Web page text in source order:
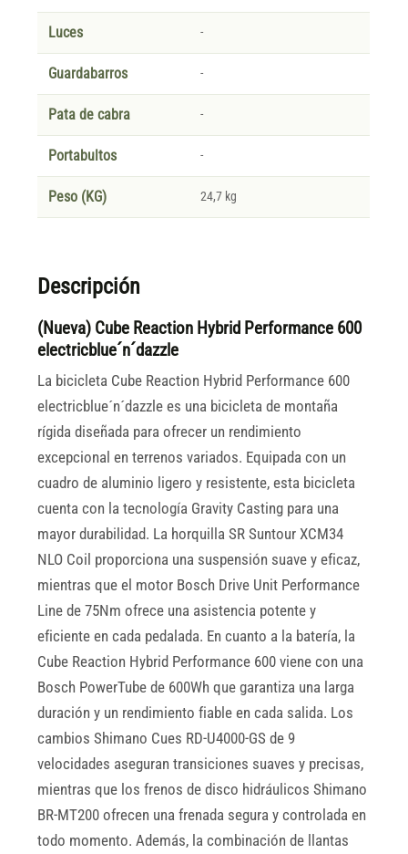
Luces -
Guardabarros -
Pata de cabra -
Portabultos -
Peso (KG) 24,7 kg
Descripción
(Nueva) Cube Reaction Hybrid Performance 600
electricblue´n´dazzle
La bicicleta Cube Reaction Hybrid Performance 600
electricblue´n´dazzle es una bicicleta de montaña
rígida diseñada para ofrecer un rendimiento
excepcional en terrenos variados. Equipada con un
cuadro de aluminio ligero y resistente, esta bicicleta
cuenta con la tecnología Gravity Casting para una
mayor durabilidad. La horquilla SR Suntour XCM34
NLO Coil proporciona una suspensión suave y eficaz,
mientras que el motor Bosch Drive Unit Performance
Line de 75Nm ofrece una asistencia potente y
eficiente en cada pedalada. En cuanto a la batería, la
Cube Reaction Hybrid Performance 600 viene con una
Bosch PowerTube de 600Wh que garantiza una larga
duración y un rendimiento fiable en cada salida. Los
cambios Shimano Cues RD-U4000-GS de 9
velocidades aseguran transiciones suaves y precisas,
mientras que los frenos de disco hidráulicos Shimano
BR-MT200 ofrecen una frenada segura y controlada en
todo momento. Además, la combinación de llantas